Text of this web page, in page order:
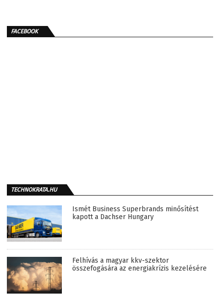
FACEBOOK
TECHNOKRATA.HU
Ismét Business Superbrands minősítést
kapott a Dachser Hungary
Felhívás a magyar kkv-szektor
összefogására az energiakrízis kezelésére